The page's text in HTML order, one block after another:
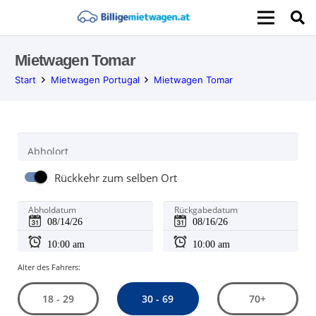
Mietwagen Tomar
Start Mietwagen Portugal Mietwagen Tomar
Abholort
Rückkehr zum selben Ort
Abholdatum Rückgabedatum
Alter des Fahrers:
18 - 29 30 - 69 70+